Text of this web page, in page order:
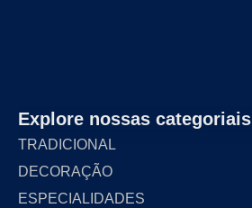
Explore nossas categoriais
TRADICIONAL
DECORAÇÃO
ESPECIALIDADES